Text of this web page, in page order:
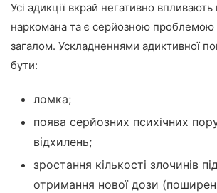
Усі адикції вкрай негативно впливають
наркомана та є серйозною проблемою
загалом. Ускладненнями адиктивної
бути:
ломка;
поява серйозних психічних
відхилень;
зростання кількості злочинів
отримання нової дози